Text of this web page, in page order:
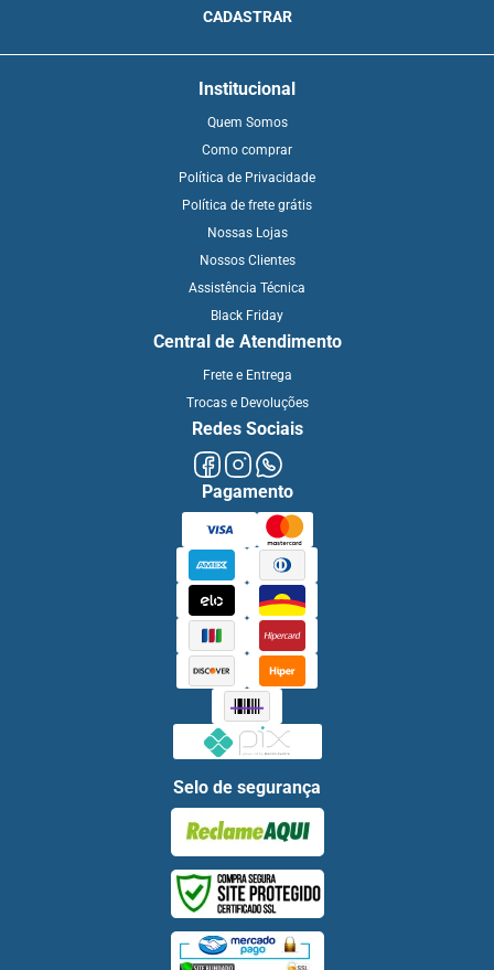
CADASTRAR
Institucional
Quem Somos
Como comprar
Política de Privacidade
Política de frete grátis
Nossas Lojas
Nossos Clientes
Assistência Técnica
Black Friday
Central de Atendimento
Frete e Entrega
Trocas e Devoluções
Redes Sociais
Pagamento
Selo de segurança